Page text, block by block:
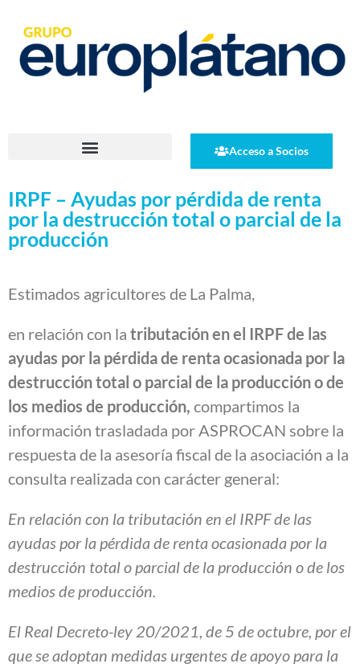
Acceso a Socios
IRPF – Ayudas por pérdida de renta
por la destrucción total o parcial de la
producción
Estimados agricultores de La Palma,
en relación con la tributación en el IRPF de las
ayudas por la pérdida de renta ocasionada por la
destrucción total o parcial de la producción o de
los medios de producción, compartimos la
información trasladada por ASPROCAN sobre la
respuesta de la asesoría fiscal de la asociación a la
consulta realizada con carácter general:
En relación con la tributación en el IRPF de las
ayudas por la pérdida de renta ocasionada por la
destrucción total o parcial de la producción o de los
medios de producción.
El Real Decreto-ley 20/2021, de 5 de octubre, por el
que se adoptan medidas urgentes de apoyo para la